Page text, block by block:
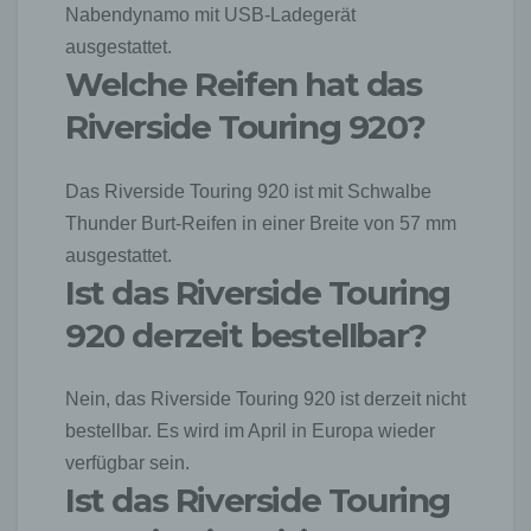
Nabendynamo mit USB-Ladegerät
ausgestattet.
Welche Reifen hat das
Riverside Touring 920?
Das Riverside Touring 920 ist mit Schwalbe
Thunder Burt-Reifen in einer Breite von 57 mm
ausgestattet.
Ist das Riverside Touring
920 derzeit bestellbar?
Nein, das Riverside Touring 920 ist derzeit nicht
bestellbar. Es wird im April in Europa wieder
verfügbar sein.
Ist das Riverside Touring
Internetbrowsern, die andere Cookies enthalten,
zu unterscheiden. Ein bestimmter Internetbrowser
kann über die eindeutige Cookie-ID wiedererkannt
und identifiziert werden.
Durch den Einsatz von Cookies kann den Nutzern
bereitstellen, die ohne die Cookie-Setzung nicht
möglich wären.
Mittels eines Cookies können die Informationen
und Angebote auf unserer Internetseite im Sinne
des Benutzers optimiert werden. Cookies
ermöglichen uns, wie bereits erwähnt, die
Benutzer unserer Internetseite wiederzuerkennen.
Nutzern die Verwendung unserer Internetseite zu
erleichtern. Der Benutzer einer Internetseite, die
Cookies verwendet, muss beispielsweise nicht bei
jedem Besuch der Internetseite erneut seine
Zugangsdaten eingeben, weil dies von der
Internetseite und dem auf dem Computersystem